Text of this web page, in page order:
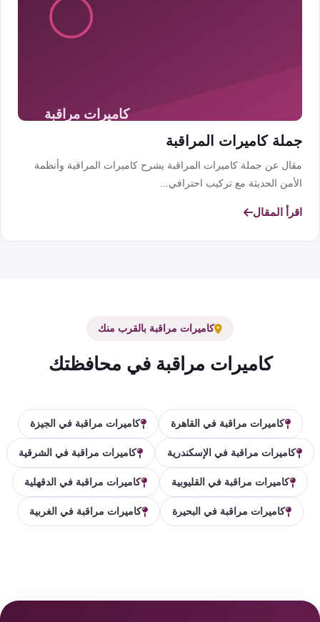
جملة كاميرات المراقبة
مقال عن جملة كاميرات المراقبة يشرح كاميرات المراقبة وأنظمة
الأمن الحديثة مع تركيب احترافي...
اقرأ المقال
كاميرات مراقبة بالقرب منك
كاميرات مراقبة في محافظتك
كاميرات مراقبة في القاهرة كاميرات مراقبة في الجيزة
كاميرات مراقبة في الإسكندرية كاميرات مراقبة في الشرقية
كاميرات مراقبة في القليوبية كاميرات مراقبة في الدقهلية
كاميرات مراقبة في البحيرة كاميرات مراقبة في الغربية